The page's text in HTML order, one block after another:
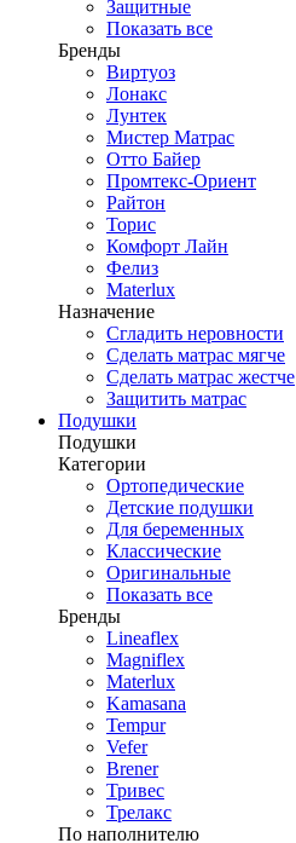
Защитные
Показать все
Бренды
Виртуоз
Лонакс
Лунтек
Мистер Матрас
Отто Байер
Промтекс-Ориент
Райтон
Торис
Комфорт Лайн
Фелиз
Materlux
Назначение
Сгладить неровности
Сделать матрас мягче
Сделать матрас жестче
Защитить матрас
Подушки
Подушки
Категории
Ортопедические
Детские подушки
Для беременных
Классические
Оригинальные
Показать все
Бренды
Lineaflex
Magniflex
Materlux
Kamasana
Tempur
Vefer
Brener
Тривес
Трелакс
По наполнителю